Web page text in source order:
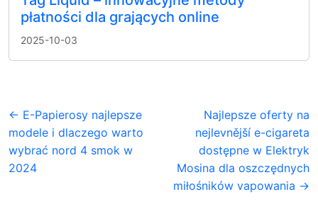
płatności dla grających online
2025-10-03
← E-Papierosy najlepsze
modele i dlaczego warto
wybrać nord 4 smok w
2024
Najlepsze oferty na
nejlevnější e-cigareta
dostępne w Elektryk
Mosina dla oszczędnych
miłośników vapowania →